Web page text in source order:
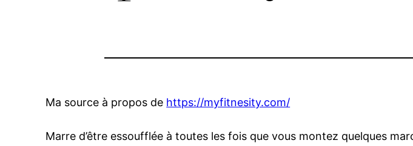
Ma source à propos de https://myfitnesity.com/
Marre d’être essoufflée à toutes les fois que vous montez quelques